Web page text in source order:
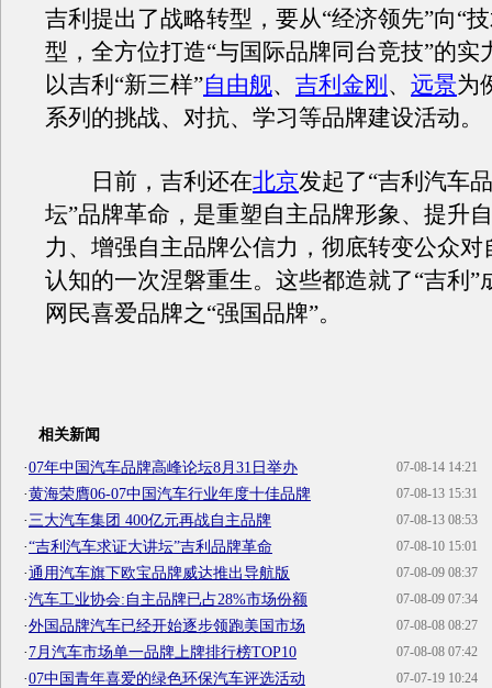
吉利提出了战略转型，要从“经济领先”向“
型，全方位打造“与国际品牌同台竞技”的实
以吉利“新三样”自由舰、 吉利金刚 、 远景为
系列的挑战、对抗、学习等品牌建设活动。
日前，吉利还在北京发起了“吉利汽车
坛”品牌革命，是重塑自主品牌形象、提升
力、增强自主品牌公信力，彻底转变公众对
认知的一次涅磐重生。这些都造就了“吉利”
网民喜爱品牌之“强国品牌”。
相关新闻
07-08-14 14:21
·07年中国汽车品牌高峰论坛8月31日举办
07-08-13 15:31
·黄海荣膺06-07中国汽车行业年度十佳品牌
07-08-13 08:53
·三大汽车集团 400亿元再战自主品牌
07-08-10 15:01
·“吉利汽车求证大讲坛”吉利品牌革命
07-08-09 08:37
·通用汽车旗下欧宝品牌威达推出导航版
07-08-09 07:34
·汽车工业协会:自主品牌已占28%市场份额
07-08-08 08:27
·外国品牌汽车已经开始逐步领跑美国市场
07-08-08 07:42
·7月汽车市场单一品牌上牌排行榜TOP10
07-07-19 10:24
·07中国青年喜爱的绿色环保汽车评选活动